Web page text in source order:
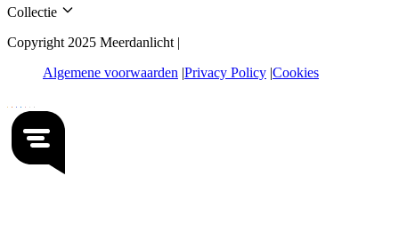
Collectie
Copyright 2025 Meerdanlicht |
Algemene voorwaarden Privacy Policy Cookies